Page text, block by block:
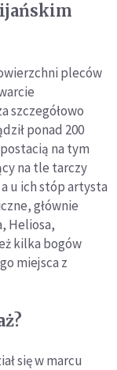
pleców
szczegółowo
ponad 200
na tym
na tle tarczy
a u ich stóp artysta
głównie
Heliosa,
kilka bogów
miejsca z
się w marcu